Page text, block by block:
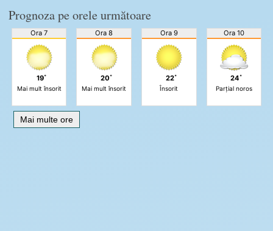
Prognoza pe orele următoare
Ora 7
19˚
Mai mult însorit
Ora 8
20˚
Mai mult însorit
Ora 9
22˚
Însorit
Ora 10
24˚
Parțial noros
Mai multe ore